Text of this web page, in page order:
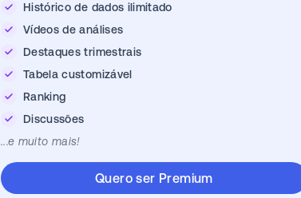
Histórico de dados ilimitado
Vídeos de análises
Destaques trimestrais
Tabela customizável
Ranking
Discussões
...e muito mais!
Quero ser Premium